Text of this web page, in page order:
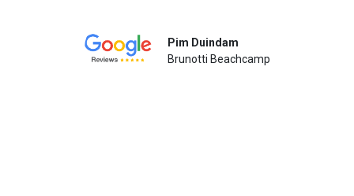
Pim Duindam
Brunotti Beachcamp